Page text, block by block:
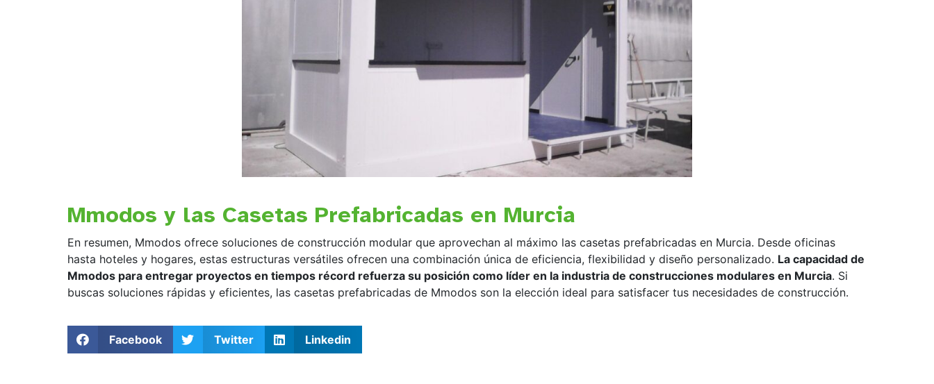
Mmodos y las Casetas Prefabricadas en Murcia
En resumen, Mmodos ofrece soluciones de construcción modular que aprovechan al máximo las casetas prefabricadas en Murcia. Desde oficinas
hasta hoteles y hogares, estas estructuras versátiles ofrecen una combinación única de eficiencia, flexibilidad y diseño personalizado. La capacidad de
Mmodos para entregar proyectos en tiempos récord refuerza su posición como líder en la industria de construcciones modulares en Murcia. Si
buscas soluciones rápidas y eficientes, las casetas prefabricadas de Mmodos son la elección ideal para satisfacer tus necesidades de construcción.
Facebook Twitter Linkedin